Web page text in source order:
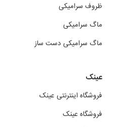
ظروف سرامیکی
ماگ سرامیکی
ماگ سرامیکی دست ساز
عینک
فروشگاه اینترنتی عینک
فروشگاه عینک